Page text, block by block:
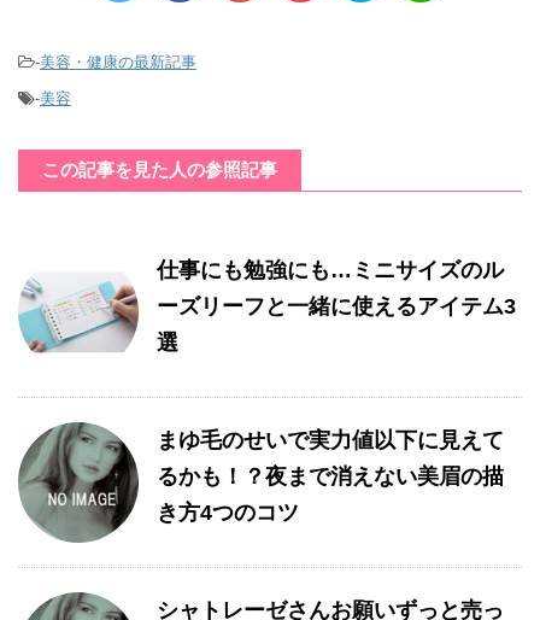
-美容・健康の最新記事
-美容
この記事を見た人の参照記事
仕事にも勉強にも…ミニサイズのル
ーズリーフと一緒に使えるアイテム3
選
まゆ毛のせいで実力値以下に見えて
るかも！？夜まで消えない美眉の描
き方4つのコツ
シャトレーゼさんお願いずっと売っ